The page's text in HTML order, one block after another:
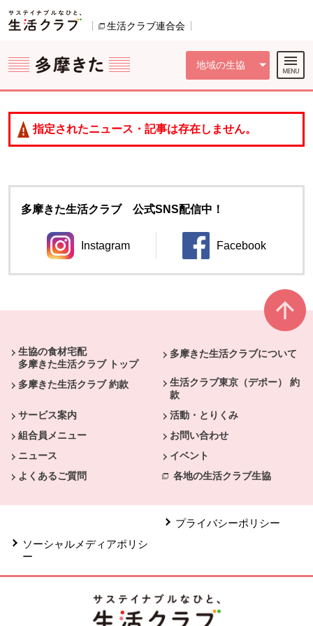
ページの先頭です。
生活クラブ連合会
地域の生協
ここからサイト内共通メニューです。
サイト内共通メニューをスキップする
サイト内共通メニューここまで。
指定されたニュース・記事は存在しません。
多摩きた生活クラブ 公式SNS配信中！
Instagram
別のウィンドウで開きます。
Facebook
別のウィンドウ
生協の食材宅配
多摩きた生活クラブ トップ
多摩きた生活クラブについて
多摩きた生活クラブ 約款
生活クラブ東京（デポー） 約
款
サービス案内
活動・とりくみ
組合員メニュー
お問い合わせ
ニュース
イベント
よくあるご質問
各地の生活クラブ生協
プライバシーポリシー
ソーシャルメディアポリシ
ー